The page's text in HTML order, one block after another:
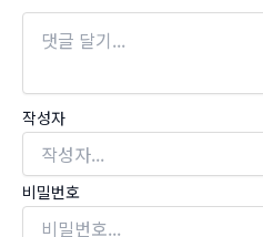
작성자
비밀번호